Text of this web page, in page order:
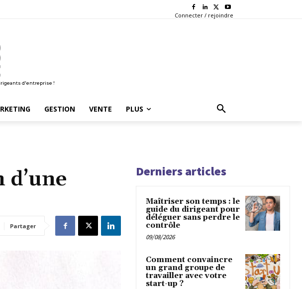
Connecter / rejoindre
d'entreprise !
GESTION VENTE PLUS
Partager
Derniers articles
Maîtriser son temps : le
guide du dirigeant pour
déléguer sans perdre le
contrôle
09/08/2026
Comment convaincre
un grand groupe de
travailler avec votre
start-up ?